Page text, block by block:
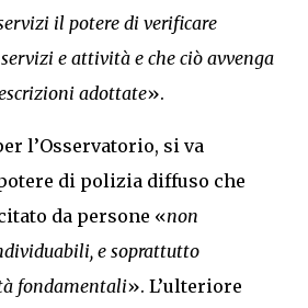
il potere di verificare
servizi e attività e che ciò avvenga
adottate».
l’Osservatorio, si va
di polizia diffuso che
da persone «non
e soprattutto
fondamentali». L’ulteriore